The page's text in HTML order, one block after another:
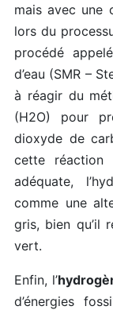
mais avec une
lors du
procédé appelé
d’eau (SMR –
à réagir du
(H2O) pour
dioxyde de
cette réaction
adéquate,
comme une
gris, bien qu’il
vert.
Enfin, l’
d’énergies